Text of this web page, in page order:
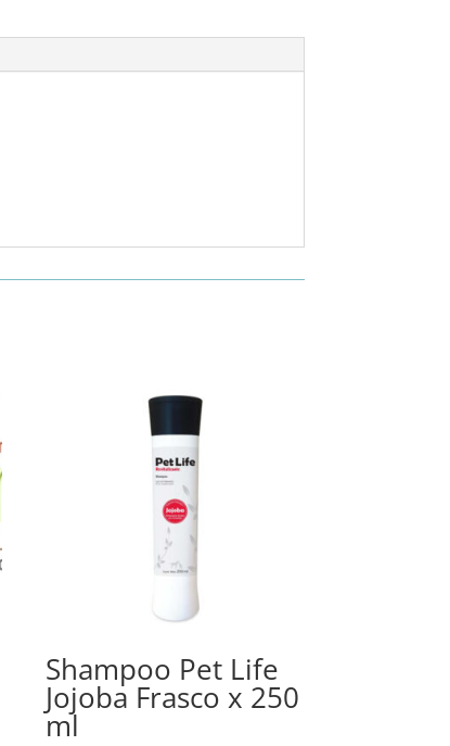
Shampoo Pet Life
Jojoba Frasco x 250
ml